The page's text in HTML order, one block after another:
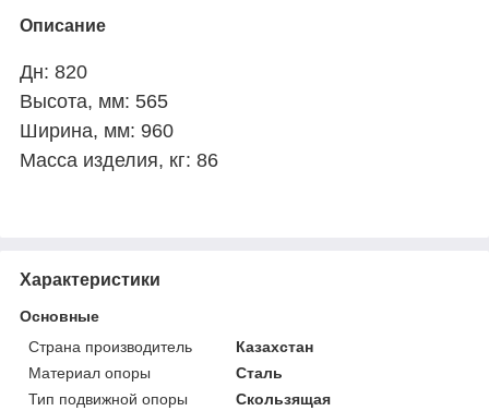
Описание
Дн: 820
Высота, мм: 565
Ширина, мм: 960
Масса изделия, кг: 86
Характеристики
Основные
Страна производитель
Казахстан
Материал опоры
Сталь
Тип подвижной опоры
Скользящая